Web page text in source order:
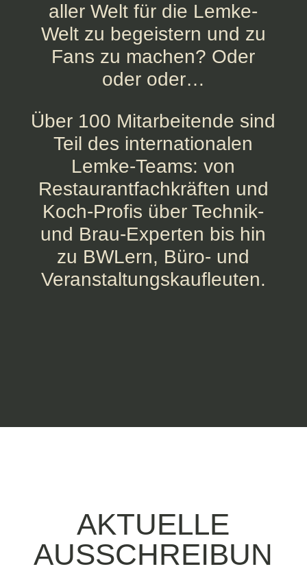
aller Welt für die Lemke-
Welt zu begeistern und zu
Fans zu machen? Oder
oder oder…
Über 100 Mitarbeitende sind
Teil des internationalen
Lemke-Teams: von
Restaurantfachkräften und
Koch-Profis über Technik-
und Brau-Experten bis hin
zu BWLern, Büro- und
Veranstaltungskaufleuten.
AKTUELLE
AUSSCHREIBUN